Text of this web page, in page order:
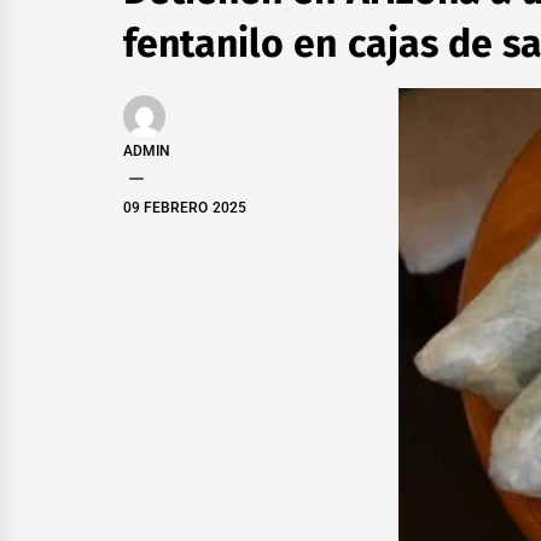
fentanilo en cajas de
ADMIN
09 FEBRERO 2025